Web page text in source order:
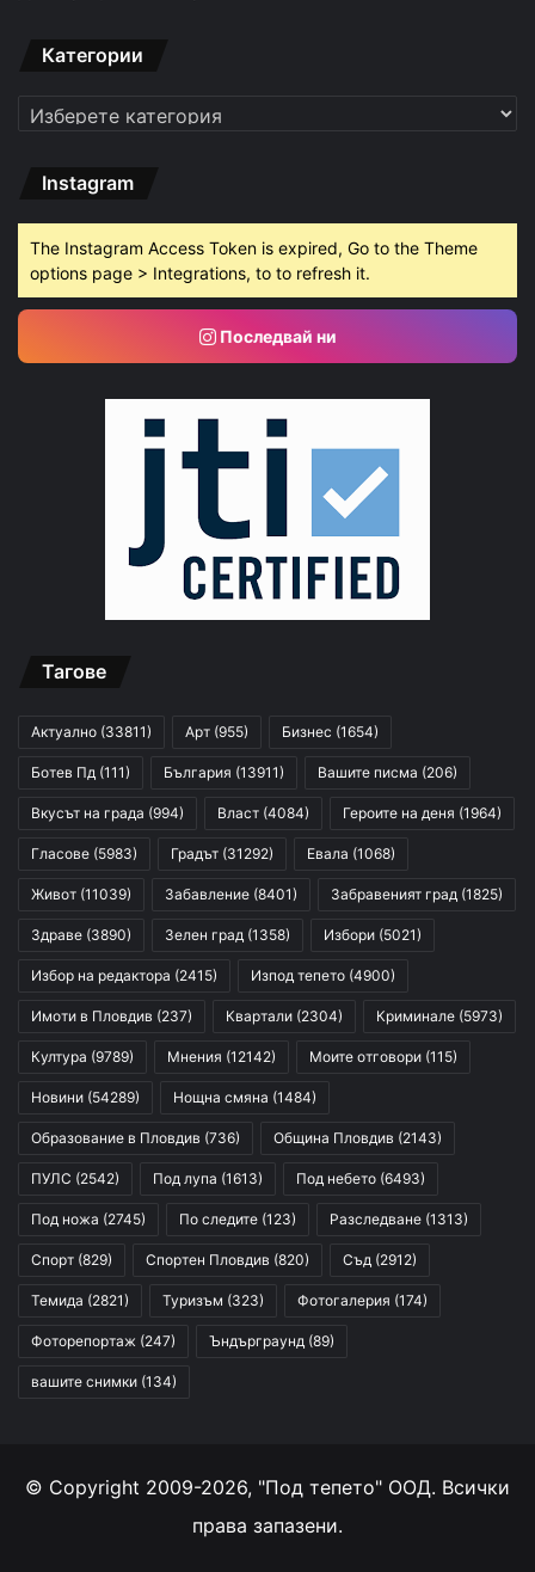
Категории
Категории
Instagram
The Instagram Access Token is expired, Go to the Theme
options page > Integrations, to to refresh it.
Последвай ни
Тагове
Актуално (33811) Арт (955) Бизнес (1654)
Ботев Пд (111) България (13911) Вашите писма (206)
Вкусът на града (994) Власт (4084) Героите на деня (1964)
Гласове (5983) Градът (31292) Евала (1068)
Живот (11039) Забавление (8401) Забравеният град (1825)
Здраве (3890) Зелен град (1358) Избори (5021)
Избор на редактора (2415) Изпод тепето (4900)
Имоти в Пловдив (237) Квартали (2304) Криминале (5973)
Култура (9789) Мнения (12142) Моите отговори (115)
Новини (54289) Нощна смяна (1484)
Образование в Пловдив (736) Община Пловдив (2143)
ПУЛС (2542) Под лупа (1613) Под небето (6493)
Под ножа (2745) По следите (123) Разследване (1313)
Спорт (829) Спортен Пловдив (820) Съд (2912)
Темида (2821) Туризъм (323) Фотогалерия (174)
Фоторепортаж (247) Ъндърграунд (89)
вашите снимки (134)
© Copyright 2009-2026, "Под тепето" ООД. Всички
права запазени.